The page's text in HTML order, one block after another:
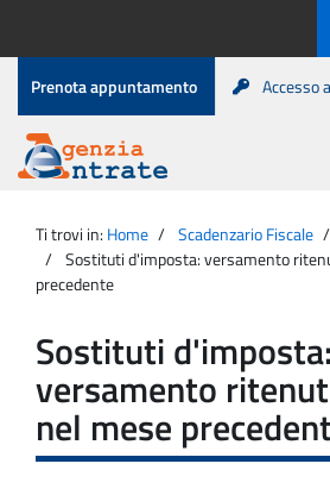
contenuto
Menu
di
servizio
Prenota appuntamento Accesso
Agenzia
Entrate
principale
Ti trovi in: Home Scadenzario Fiscale
Sostituti d'imposta: versamento
precedente
Sostituti d'imposta:
versamento
nel mese